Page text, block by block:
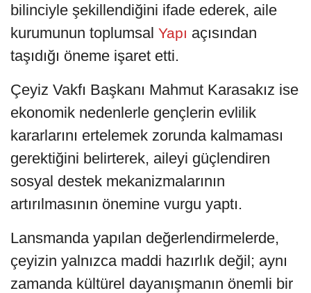
bilinciyle şekillendiğini ifade ederek, aile
kurumunun toplumsal Yapı açısından
taşıdığı öneme işaret etti.
Çeyiz Vakfı Başkanı Mahmut Karasakız ise
ekonomik nedenlerle gençlerin evlilik
kararlarını ertelemek zorunda kalmaması
gerektiğini belirterek, aileyi güçlendiren
sosyal destek mekanizmalarının
artırılmasının önemine vurgu yaptı.
Lansmanda yapılan değerlendirmelerde,
çeyizin yalnızca maddi hazırlık değil; aynı
zamanda kültürel dayanışmanın önemli bir